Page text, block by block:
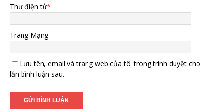
Thư điện tử*
Trang Mạng
Lưu tên, email và trang web của tôi trong trình duyệt cho
lần bình luận sau.